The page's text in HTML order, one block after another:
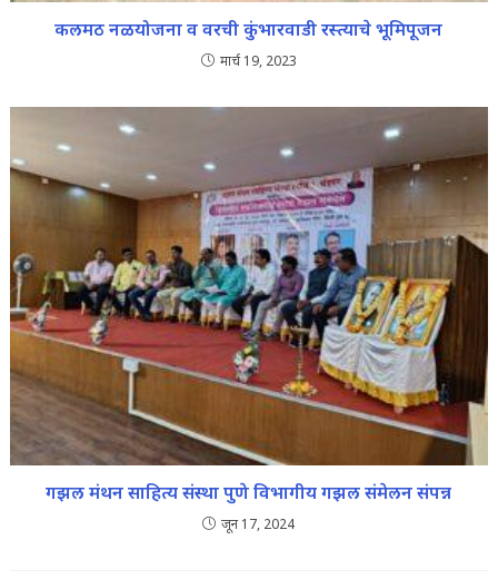
कलमठ नळयोजना व वरची कुंभारवाडी रस्त्याचे भूमिपूजन
मार्च 19, 2023
गझल मंथन साहित्य संस्था पुणे विभागीय गझल संमेलन संपन्न
जून 17, 2024